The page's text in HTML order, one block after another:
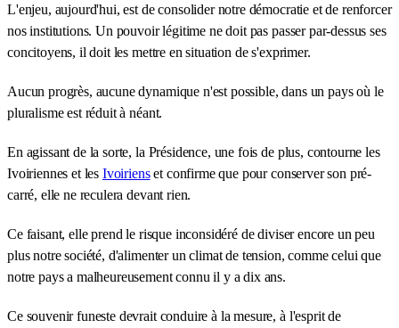
L'enjeu, aujourd'hui, est de consolider notre démocratie et de renforcer
nos institutions. Un pouvoir légitime ne doit pas passer par-dessus ses
concitoyens, il doit les mettre en situation de s'exprimer.
Aucun progrès, aucune dynamique n'est possible, dans un pays où le
pluralisme est réduit à néant.
En agissant de la sorte, la Présidence, une fois de plus, contourne les
Ivoiriennes et les Ivoirienset confirme que pour conserver son pré-
carré, elle ne reculera devant rien.
Ce faisant, elle prend le risque inconsidéré de diviser encore un peu
plus notre société, d'alimenter un climat de tension, comme celui que
notre pays a malheureusement connu il y a dix ans.
Ce souvenir funeste devrait conduire à la mesure, à l'esprit de